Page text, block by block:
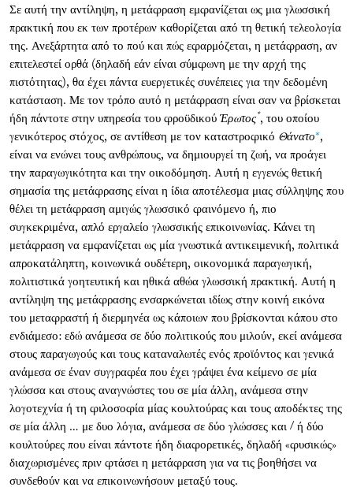
Σε αυτή την αντίληψη, η μετάφραση εμφανίζεται ως μια γλωσσική
πρακτική που εκ των προτέρων καθορίζεται από τη θετική τελεολογία
της. Ανεξάρτητα από το πού και πώς εφαρμόζεται, η μετάφραση, αν
επιτελεστεί ορθά (δηλαδή εάν είναι σύμφωνη με την αρχή της
πιστότητας), θα έχει πάντα ευεργετικές συνέπειες για την δεδομένη
κατάσταση. Με τον τρόπο αυτό η μετάφραση είναι σαν να βρίσκεται
ήδη πάντοτε στην υπηρεσία του φροϋδικούΈρωτος*, του οποίου
γενικότερος στόχος, σε αντίθεση με τον καταστροφικό Θάνατο*,
είναι να ενώνει τους ανθρώπους, να δημιουργεί τη ζωή, να προάγει
την παραγωγικότητα και την οικοδόμηση. Αυτή η εγγενώς θετική
σημασία της μετάφρασης είναι η ίδια αποτέλεσμα μιας σύλληψης που
θέλει τη μετάφραση αμιγώς γλωσσικό φαινόμενο ή, πιο
συγκεκριμένα, απλό εργαλείο γλωσσικής επικοινωνίας. Κάνει τη
μετάφραση να εμφανίζεται ως μία γνωστικά αντικειμενική, πολιτικά
απροκατάληπτη, κοινωνικά ουδέτερη, οικονομικά παραγωγική,
πολιτιστικά γοητευτική και ηθικά αθώα γλωσσική πρακτική. Αυτή η
αντίληψη της μετάφρασης ενσαρκώνεται ιδίως στην κοινή εικόνα
του μεταφραστή ή διερμηνέα ως κάποιων που βρίσκονται κάπου στο
ενδιάμεσο: εδώ ανάμεσα σε δύο πολιτικούς που μιλούν, εκεί ανάμεσα
στους παραγωγούς και τους καταναλωτές ενός προϊόντος και γενικά
ανάμεσα σε έναν συγγραφέα που έχει γράψει ένα κείμενο σε μία
γλώσσα και στους αναγνώστες του σε μία άλλη, ανάμεσα στην
λογοτεχνία ή τη φιλοσοφία μίας κουλτούρας και τους αποδέκτες της
σε μία άλλη … με δυο λόγια, ανάμεσα σε δύο γλώσσες και / ή δύο
κουλτούρες που είναι πάντοτε ήδη διαφορετικές, δηλαδή «φυσικώς»
διαχωρισμένες πριν φτάσει η μετάφραση για να τις βοηθήσει να
συνδεθούν και να επικοινωνήσουν μεταξύ τους.